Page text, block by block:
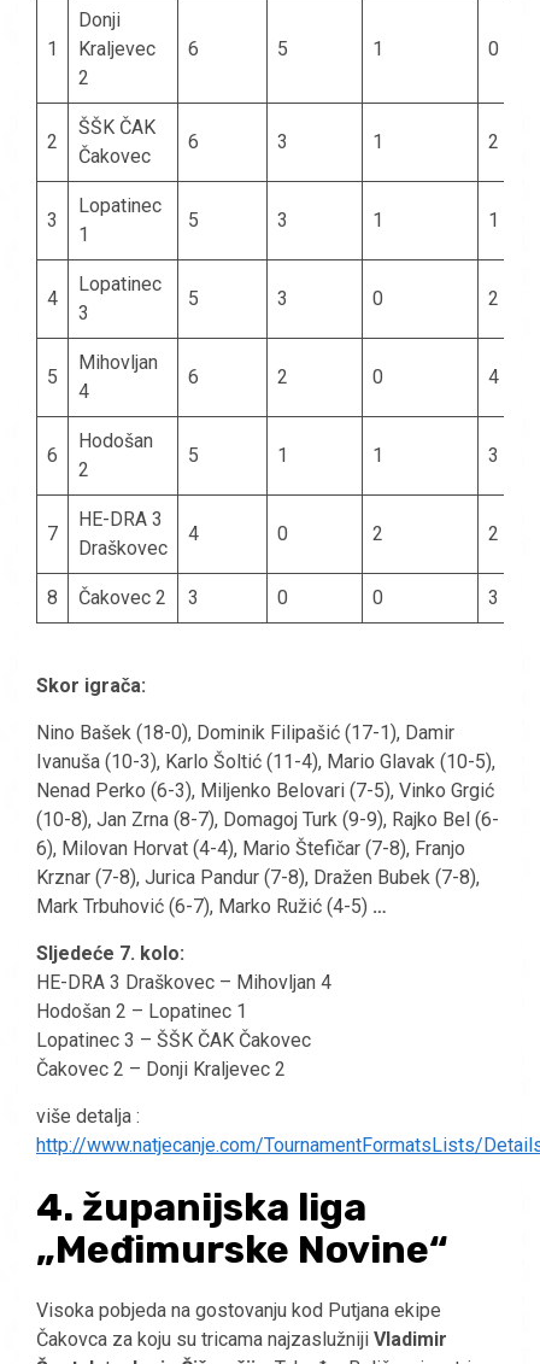
1
Donji
Kraljevec
2
6 5 1 0
2
ŠŠK ČAK
Čakovec
6 3 1 2
3
Lopatinec
1
5 3 1 1
4
Lopatinec
3
5 3 0 2
5
Mihovljan
4
6 2 0 4
6
Hodošan
2
5 1 1 3
7
HE-DRA 3
Draškovec
4 0 2 2
8 Čakovec 2 3 0 0 3
Skor igrača:
Nino Bašek (18-0), Dominik Filipašić (17-1), Damir
Ivanuša (10-3), Karlo Šoltić (11-4), Mario Glavak (10-5),
Nenad Perko (6-3), Miljenko Belovari (7-5), Vinko Grgić
(10-8), Jan Zrna (8-7), Domagoj Turk (9-9), Rajko Bel (6-
6), Milovan Horvat (4-4), Mario Štefičar (7-8), Franjo
Krznar (7-8), Jurica Pandur (7-8), Dražen Bubek (7-8),
Mark Trbuhović (6-7), Marko Ružić (4-5) …
Sljedeće 7. kolo:
HE-DRA 3 Draškovec – Mihovljan 4
Hodošan 2 – Lopatinec 1
Lopatinec 3 – ŠŠK ČAK Čakovec
Čakovec 2 – Donji Kraljevec 2
više detalja :
http://www.natjecanje.com/TournamentFormatsLists/
4. županijska liga
„Međimurske Novine“
Visoka pobjeda na gostovanju kod Putjana ekipe
Čakovca za koju su tricama najzaslužniji Vladimir